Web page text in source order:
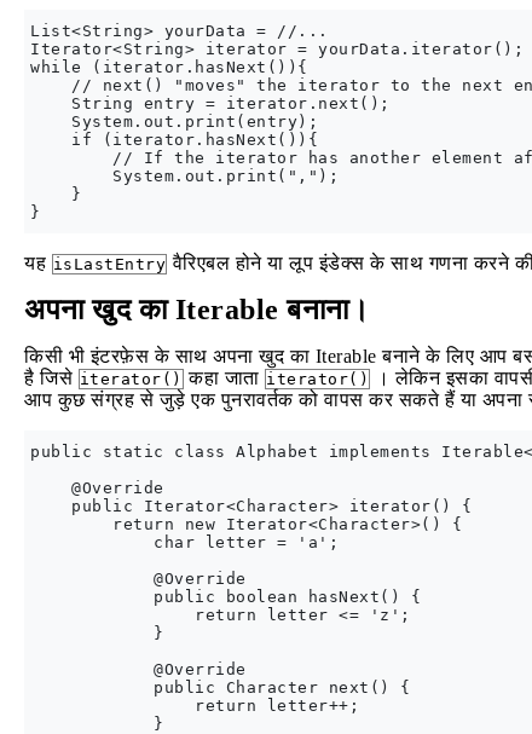
List<String> yourData = //...
Iterator<String> iterator = yourData.iterator();
while (iterator.hasNext()){
// next() "moves" the iterator to the next
    String entry = iterator.next();
    System.out.print(entry);
    if (iterator.hasNext()){
// If the iterator has another element
        System.out.print(",");
    }
यह isLastEntry वैरिएबल होने या लूप इंडेक्स के साथ गणना करने
अपना खुद का Iterable बनाना।
किसी भी इंटरफ़ेस के साथ अपना खुद का Iterable बनाने के लिए आप
है जिसे iterator() कहा जाता iterator() । लेकिन इसका
आप कुछ संग्रह से जुड़े एक पुनरावर्तक को वापस कर सकते हैं या अपना
public static class Alphabet implements
    @Override
    public Iterator<Character> iterator() {
        return new Iterator<Character>() {
            char letter = 'a';
            @Override
            public boolean hasNext() {
                return letter <= 'z';
            }
            @Override
            public Character next() {
                return letter++;
            }